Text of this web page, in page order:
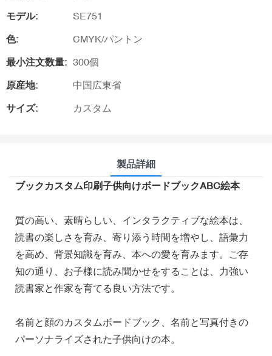
モデル: SE751
色: CMYK/パントン
最小注文数量: 300個
原産地: 中国広東省
サイズ: カスタム
製品詳細
ブックカスタム印刷子供向けボードブックABC絵本
質の高い、素晴らしい、インタラクティブな絵本は、
読書の楽しさを育み、寄り添う時間を増やし、語彙力
を高め、背景知識を育み、本への愛を育みます。ご存
知の通り、お子様に読み聞かせをすることは、力強い
読書家と作家を育てる良い方法です。
名前と顔のカスタムボードブック、名前と写真付きの
パーソナライズされた子供向けの本。